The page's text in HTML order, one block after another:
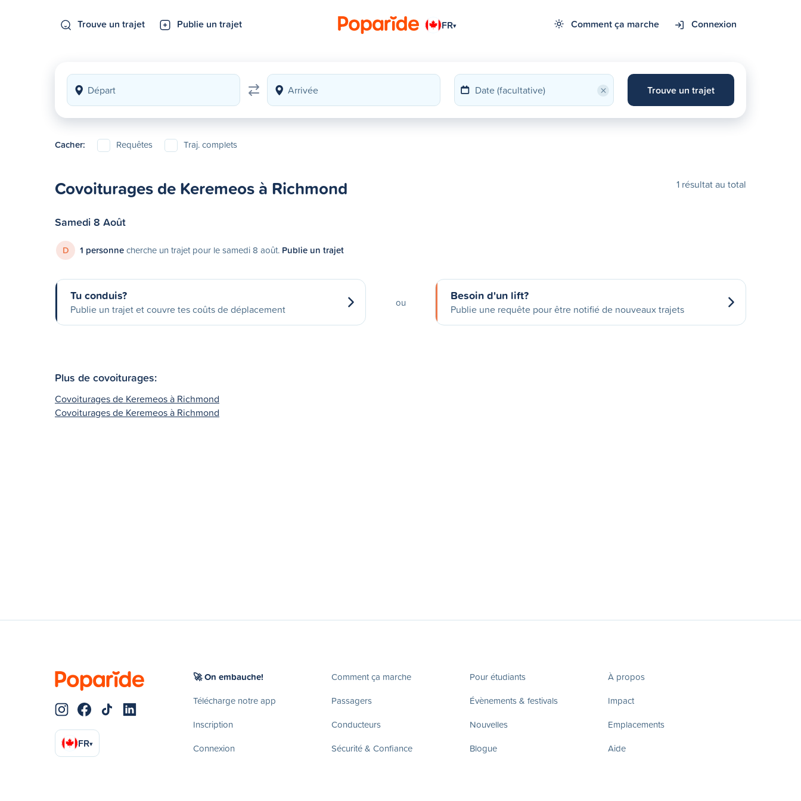
Trouve un trajet Publie un trajet FR▾ Comment ça marche Connexion
× Trouve un trajet
Cacher: Requêtes Traj. complets
Covoiturages de Keremeos à Richmond 1 résultat au total
Samedi 8 Août
D 1 personnecherche un trajet pour le samedi 8 août. Publie un trajet
Tu conduis?
Publie un trajet et couvre tes coûts de déplacement
ou Besoin d'un lift?
Publie une requête pour être notifié de nouveaux trajets
Plus de covoiturages:
Covoiturages de Keremeos à Richmond
Covoiturages de Keremeos à Richmond
FR▾
🚀 On embauche!
Télécharge notre app
Inscription
Connexion
Comment ça marche
Passagers
Conducteurs
Sécurité & Confiance
Pour étudiants
Évènements & festivals
Nouvelles
Blogue
À propos
Impact
Emplacements
Aide